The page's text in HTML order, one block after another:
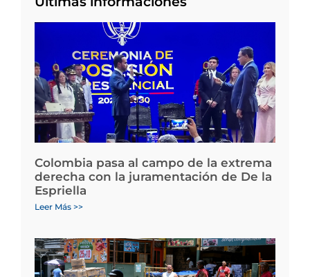
Colombia pasa al campo de la extrema
derecha con la juramentación de De la
Espriella
Leer Más >>